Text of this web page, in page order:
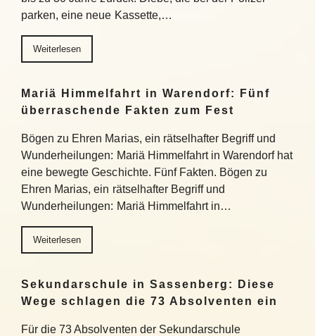
parken, eine neue Kassette,…
Weiterlesen
Mariä Himmelfahrt in Warendorf: Fünf
überraschende Fakten zum Fest
Bögen zu Ehren Marias, ein rätselhafter Begriff und
Wunderheilungen: Mariä Himmelfahrt in Warendorf hat
eine bewegte Geschichte. Fünf Fakten. Bögen zu
Ehren Marias, ein rätselhafter Begriff und
Wunderheilungen: Mariä Himmelfahrt in…
Weiterlesen
Sekundarschule in Sassenberg: Diese
Wege schlagen die 73 Absolventen ein
Für die 73 Absolventen der Sekundarschule